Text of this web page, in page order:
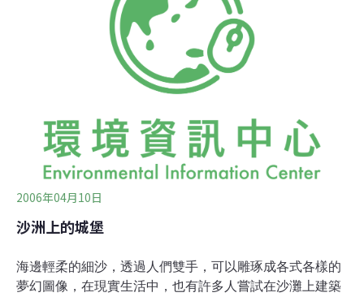
距來尋找食物和掠食者。牠們送出高頻率的聲波，然後從
附近的物體或魚類反彈回來，因而提供海豚所處環境的詳
盡地圖。根據「水與環境管理特許協會」會員大衛（J.A.
David）在最新一期《水與環境》期刊中一份科學論文中
的紀錄，頻率位於9千赫茲的打樁噪音可以遮蓋過10-15公
遮蓋程度的因素包括：打樁噪音的間歇性、海豚的聽力定
位能力、調整聲波強度和頻率的能
2006年04月10日
沙洲上的城堡
海邊輕柔的細沙，透過人們雙手，可以雕琢成各式各樣的
夢幻圖像，在現實生活中，也有許多人嘗試在沙灘上建築